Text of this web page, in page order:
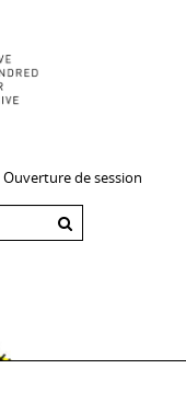
Ouverture de session